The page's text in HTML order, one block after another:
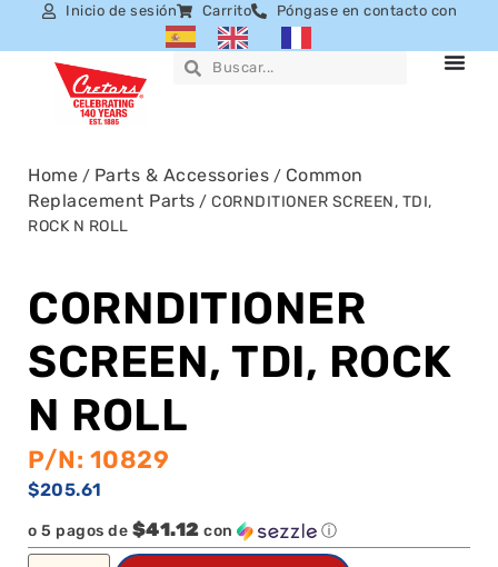
Inicio de sesión Carrito Póngase en contacto con
Home / Parts & Accessories / Common
Replacement Parts / CORNDITIONER SCREEN, TDI,
ROCK N ROLL
CORNDITIONER
SCREEN, TDI, ROCK
N ROLL
P/N: 10829
$205.61
o 5 pagos de $41.12 con ⓘ